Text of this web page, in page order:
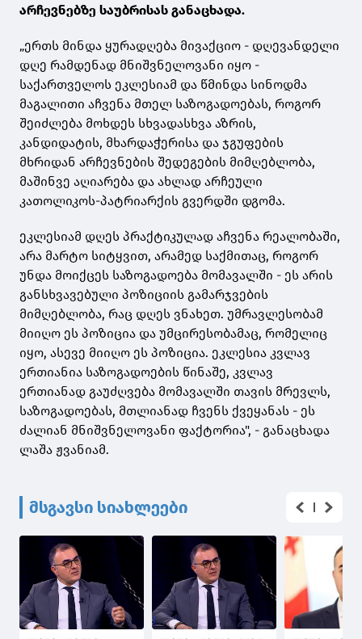
არჩევნებზე საუბრისას განაცხადა.
„ერთს მინდა ყურადღება მივაქციო - დღევანდელი
დღე რამდენად მნიშვნელოვანი იყო -
საქართველოს ეკლესიამ და წმინდა სინოდმა
მაგალითი აჩვენა მთელ საზოგადოებას, როგორ
შეიძლება მოხდეს სხვადასხვა აზრის,
კანდიდატის, მხარდაჭერისა და ჯგუფების
მხრიდან არჩევნების შედეგების მიმღებლობა,
მაშინვე აღიარება და ახლად არჩეული
კათოლიკოს-პატრიარქის გვერდში დგომა.
ეკლესიამ დღეს პრაქტიკულად აჩვენა რეალობაში,
არა მარტო სიტყვით, არამედ საქმითაც, როგორ
უნდა მოიქცეს საზოგადოება მომავალში - ეს არის
განსხვავებული პოზიციის გამარჯვების
მიმღებლობა, რაც დღეს ვნახეთ. უმრავლესობამ
მიიღო ეს პოზიცია და უმცირესობამაც, რომელიც
იყო, ასევე მიიღო ეს პოზიცია. ეკლესია კვლავ
ერთიანია საზოგადოების წინაშე, კვლავ
ერთიანად გაუძღვება მომავალში თავის მრევლს,
საზოგადოებას, მთლიანად ჩვენს ქვეყანას - ეს
ძალიან მნიშვნელოვანი ფაქტორია", - განაცხადა
ლაშა ჟვანიამ.
მსგავსი სიახლეები